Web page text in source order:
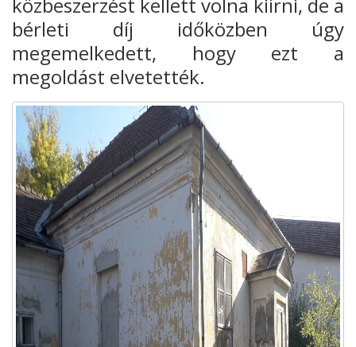
közbeszerzést kellett volna kiírni, de a
bérleti díj időközben úgy
megemelkedett, hogy ezt a
megoldást elvetették.